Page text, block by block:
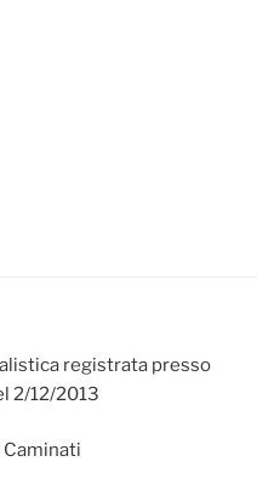
registrata presso
2/12/2013